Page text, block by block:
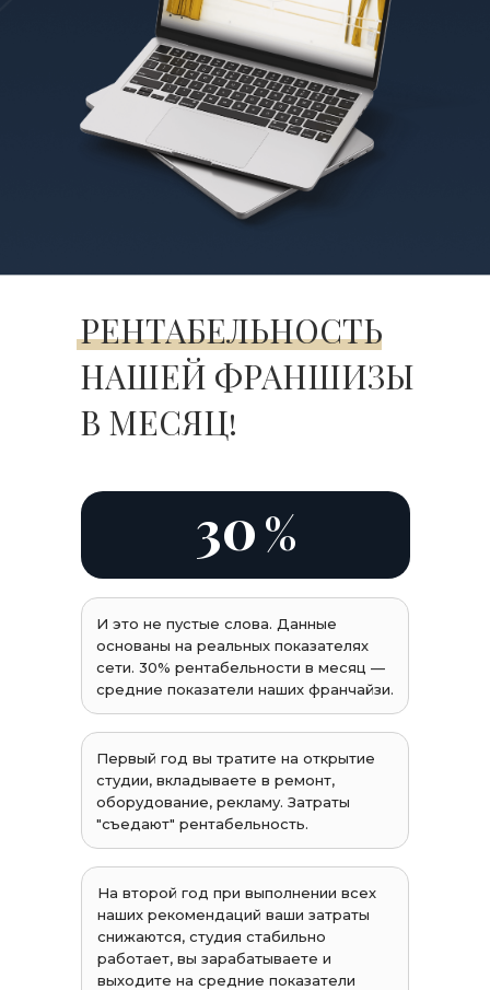
РЕНТАБЕЛЬНОСТЬ
НАШЕЙ ФРАНШИЗЫ
В МЕСЯЦ!
30%
И это не пустые слова. Данные
основаны на реальных показателях
сети. 30% рентабельности в месяц —
средние показатели наших франчайзи.
Первый год вы тратите на открытие
студии, вкладываете в ремонт,
оборудование, рекламу. Затраты
"съедают" рентабельность.
На второй год при выполнении всех
наших рекомендаций ваши затраты
снижаются, студия стабильно
работает, вы зарабатываете и
выходите на средние показатели